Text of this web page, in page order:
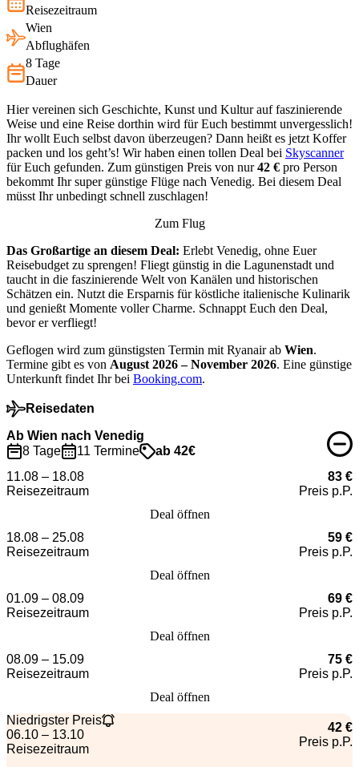
Reisezeitraum
Wien
Abflughäfen
8 Tage
Dauer
Hier vereinen sich Geschichte, Kunst und Kultur auf faszinierende
Weise und eine Reise dorthin wird für Euch bestimmt unvergesslich!
Ihr wollt Euch selbst davon überzeugen? Dann heißt es jetzt Koffer
packen und los geht’s! Wir haben einen tollen Deal bei Skyscanner
für Euch gefunden. Zum günstigen Preis von nur42 € pro Person
bekommt Ihr super günstige Flüge nach Venedig. Bei diesem Deal
müsst Ihr unbedingt schnell zuschlagen!
Zum Flug
Das Großartige an diesem Deal: Erlebt Venedig, ohne Euer
Reisebudget zu sprengen! Fliegt günstig in die Lagunenstadt und
taucht in die faszinierende Welt von Kanälen und historischen
Schätzen ein. Nutzt die Ersparnis für köstliche italienische Kulinarik
und genießt Momente voller Charme. Schnappt Euch den Deal,
bevor er verfliegt!
Geflogen wird zum günstigsten Termin mit Ryanair ab Wien.
Termine gibt es von August 2026 – November 2026. Eine günstige
Unterkunft findet Ihr bei Booking.com.
Reisedaten
Ab Wien nach Venedig
8 Tage
11 Termine
ab 42€
11.08 – 18.08
Reisezeitraum
83 €
Preis p.P.
Deal öffnen
18.08 – 25.08
Reisezeitraum
59 €
Preis p.P.
Deal öffnen
01.09 – 08.09
Reisezeitraum
69 €
Preis p.P.
Deal öffnen
08.09 – 15.09
Reisezeitraum
75 €
Preis p.P.
Deal öffnen
Niedrigster Preis
06.10 – 13.10
Reisezeitraum
42 €
Preis p.P.